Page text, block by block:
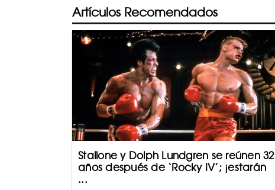
Artículos Recomendados
Stallone y Dolph Lundgren se reúnen 32
años después de ‘Rocky IV’; ¡estarán
...